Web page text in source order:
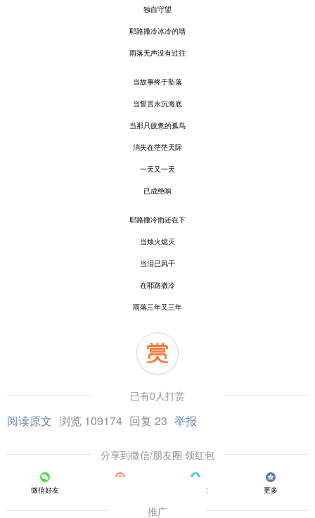
独自守望
耶路撒冷冰冷的墙
雨落无声没有过往
当故事终于坠落
当誓言永沉海底
当那只疲惫的孤鸟
消失在茫茫天际
一天又一天
已成绝响
耶路撒冷雨还在下
当烛火熄灭
当泪已风干
在耶路撒冷
雨落三年又三年
已有0人打赏
阅读原文 浏览 109174 回复 23 举报
分享到微信/朋友圈 领红包
微信好友 QQ好友 更多
推广